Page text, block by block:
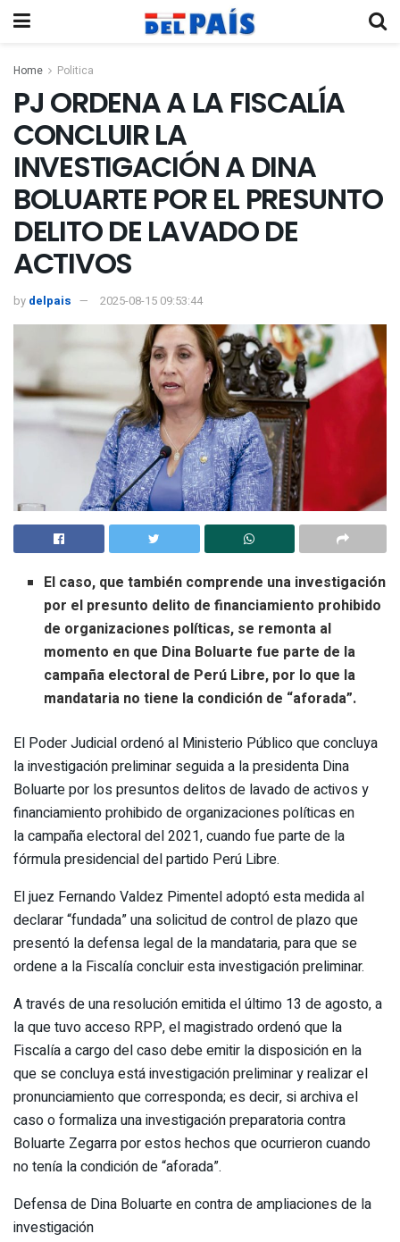
Home Politica
PJ ORDENA A LA FISCALÍA
CONCLUIR LA
INVESTIGACIÓN A DINA
BOLUARTE POR EL PRESUNTO
DELITO DE LAVADO DE
ACTIVOS
by delpais 2025-08-15 09:53:44
El caso, que también comprende una investigación
por el presunto delito de financiamiento prohibido
de organizaciones políticas, se remonta al
momento en que Dina Boluarte fue parte de la
campaña electoral de Perú Libre, por lo que la
mandataria no tiene la condición de “aforada”.
El Poder Judicial ordenó al Ministerio Público que concluya
la investigación preliminar seguida a la presidenta Dina
Boluarte por los presuntos delitos de lavado de activos y
financiamiento prohibido de organizaciones políticas en
la campaña electoral del 2021, cuando fue parte de la
fórmula presidencial del partido Perú Libre.
El juez Fernando Valdez Pimentel adoptó esta medida al
declarar “fundada” una solicitud de control de plazo que
presentó la defensa legal de la mandataria, para que se
ordene a la Fiscalía concluir esta investigación preliminar.
A través de una resolución emitida el último 13 de agosto, a
la que tuvo acceso RPP, el magistrado ordenó que la
Fiscalía a cargo del caso debe emitir la disposición en la
que se concluya está investigación preliminar y realizar el
pronunciamiento que corresponda; es decir, si archiva el
caso o formaliza una investigación preparatoria contra
Boluarte Zegarra por estos hechos que ocurrieron cuando
no tenía la condición de “aforada”.
Defensa de Dina Boluarte en contra de ampliaciones de la
investigación